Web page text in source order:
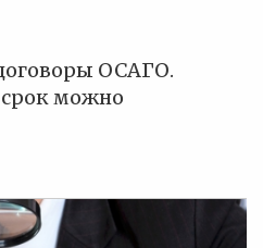
ОСАГО.
срок можно